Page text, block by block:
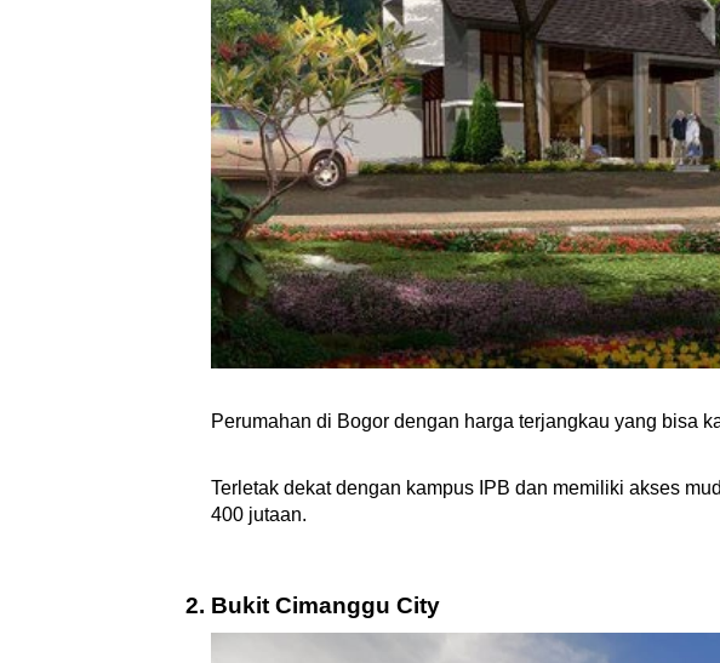
Perumahan di Bogor dengan harga terjangkau yang bisa
Terletak dekat dengan kampus IPB dan memiliki akses
400 jutaan.
Bukit Cimanggu City